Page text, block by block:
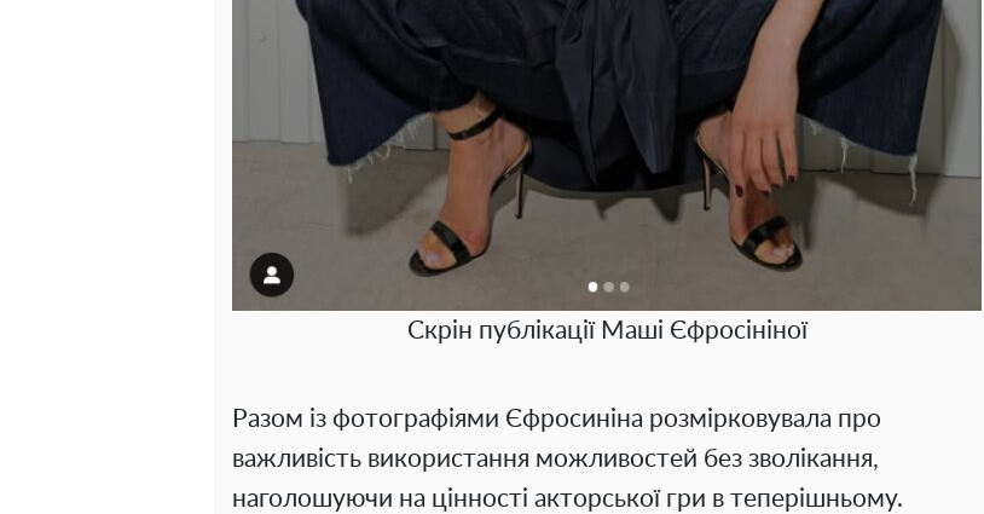
Скрін публікації Маші Єфросініної
Разом із фотографіями Єфросиніна розмірковувала про
важливість використання можливостей без зволікання,
наголошуючи на цінності акторської гри в теперішньому.